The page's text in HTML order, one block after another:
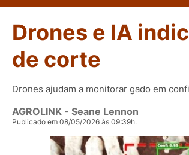
Conversor Colunistas Eventos
e
Drones e IA
de corte
Drones ajudam a monitorar gado em
AGROLINK - Seane Lennon
Publicado em 08/05/2026 às 09:39h.